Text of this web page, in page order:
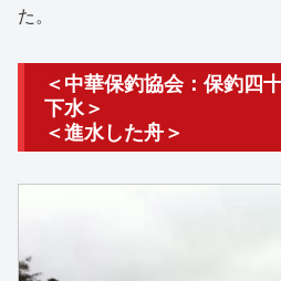
た。
＜中華保釣協会：保釣四
下水＞
＜進水した舟＞